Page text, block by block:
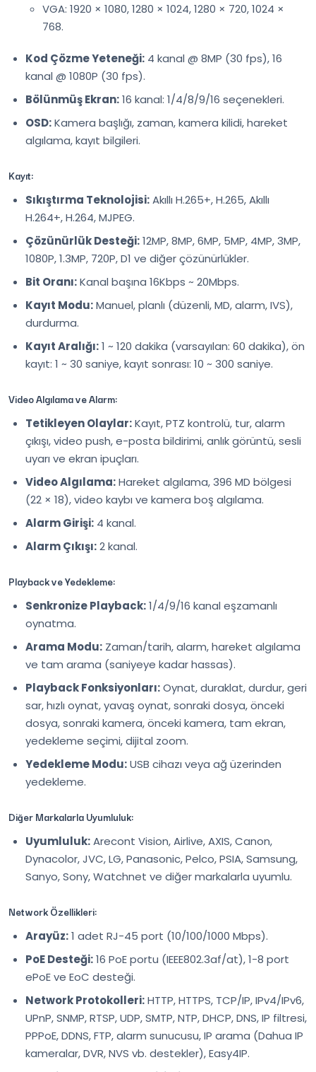
VGA: 1920 × 1080, 1280 × 1024, 1280 × 720, 1024 ×
768.
Kod Çözme Yeteneği: 4 kanal @ 8MP (30 fps), 16
kanal @ 1080P (30 fps).
Bölünmüş Ekran:16 kanal: 1/4/8/9/16 seçenekleri.
OSD:Kamera başlığı, zaman, kamera kilidi, hareket
algılama, kayıt bilgileri.
Kayıt:
Sıkıştırma Teknolojisi:Akıllı H.265+, H.265, Akıllı
H.264+, H.264, MJPEG.
Çözünürlük Desteği:12MP, 8MP, 6MP, 5MP, 4MP, 3MP,
1080P, 1.3MP, 720P, D1 ve diğer çözünürlükler.
Bit Oranı:Kanal başına 16Kbps ~ 20Mbps.
Kayıt Modu:Manuel, planlı (düzenli, MD, alarm, IVS),
durdurma.
Kayıt Aralığı:1 ~ 120 dakika (varsayılan: 60 dakika), ön
kayıt: 1 ~ 30 saniye, kayıt sonrası: 10 ~ 300 saniye.
Video Algılama ve Alarm:
Tetikleyen Olaylar:Kayıt, PTZ kontrolü, tur, alarm
çıkışı, video push, e-posta bildirimi, anlık görüntü, sesli
uyarı ve ekran ipuçları.
Video Algılama:Hareket algılama, 396 MD bölgesi
(22 × 18), video kaybı ve kamera boş algılama.
Alarm Girişi: 4 kanal.
Alarm Çıkışı:2 kanal.
Playback ve Yedekleme:
Senkronize Playback:1/4/9/16 kanal eşzamanlı
oynatma.
Arama Modu: Zaman/tarih, alarm, hareket algılama
ve tam arama (saniyeye kadar hassas).
Playback Fonksiyonları:Oynat, duraklat, durdur, geri
sar, hızlı oynat, yavaş oynat, sonraki dosya, önceki
dosya, sonraki kamera, önceki kamera, tam ekran,
yedekleme seçimi, dijital zoom.
Yedekleme Modu:USB cihazı veya ağ üzerinden
yedekleme.
Diğer Markalarla Uyumluluk:
Uyumluluk:Arecont Vision, Airlive, AXIS, Canon,
Dynacolor, JVC, LG, Panasonic, Pelco, PSIA, Samsung,
Sanyo, Sony, Watchnet ve diğer markalarla uyumlu.
Network Özellikleri:
Arayüz:1 adet RJ-45 port (10/100/1000 Mbps).
PoE Desteği:16 PoE portu (IEEE802.3af/at), 1-8 port
ePoE ve EoC desteği.
Network Protokolleri:HTTP, HTTPS, TCP/IP, IPv4/IPv6,
UPnP, SNMP, RTSP, UDP, SMTP, NTP, DHCP, DNS, IP filtresi,
PPPoE, DDNS, FTP, alarm sunucusu, IP arama (Dahua IP
kameralar, DVR, NVS vb. destekler), Easy4IP.